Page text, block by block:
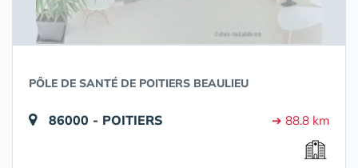
PÔLE DE SANTÉ DE POITIERS BEAULIEU
86000 - POITIERS ➔ 88.8 km